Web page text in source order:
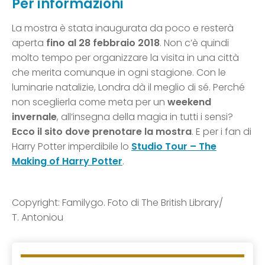
La mostra è stata inaugurata da poco e resterà
aperta fino al 28 febbraio 2018. Non c’è quindi
molto tempo per organizzare la visita in una città
che merita comunque in ogni stagione. Con le
luminarie natalizie, Londra dà il meglio di sé. Perché
non sceglierla come meta per un weekend
invernale, all’insegna della magia in tutti i sensi?
Ecco il sito dove prenotare la mostra. E per i fan di
Harry Potter imperdibile lo Studio Tour – The
Making of Harry Potter.
Copyright: Familygo. Foto di The British Library/
T. Antoniou